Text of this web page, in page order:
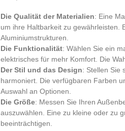
Die Qualität der Materialien: Eine
um ihre Haltbarkeit zu gewährleisten.
Aluminiumstrukturen.
Die Funktionalität: Wählen Sie ein
elektrisches für mehr Komfort. Die
Der Stil und das Design: Stellen Sie
harmoniert. Die verfügbaren Farben
Auswahl an Optionen.
Die Größe: Messen Sie Ihren
auszuwählen. Eine zu kleine oder zu
beeinträchtigen.